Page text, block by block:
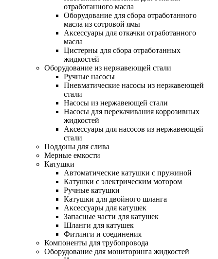
отработанного масла
Оборудование для сбора отработанного
масла из сотровой ямы
Аксессуары для откачки отработанного
масла
Цистерны для сбора отработанных
жидкостей
Оборудование из нержавеющей стали
Ручные насосы
Пневматические насосы из нержавеющей
стали
Насосы из нержавеющей стали
Насосы для перекачивания коррозивных
жидкостей
Аксессуары для насосов из нержавеющей
стали
Поддоны для слива
Мерные емкости
Катушки
Автоматические катушки с пружиной
Катушки с электрическим мотором
Ручные катушки
Катушки для двойного шланга
Аксессуары для катушек
Запасные части для катушек
Шланги для катушек
Фитинги и соединения
Компоненты для трубопровода
Оборудование для мониторинга жидкостей